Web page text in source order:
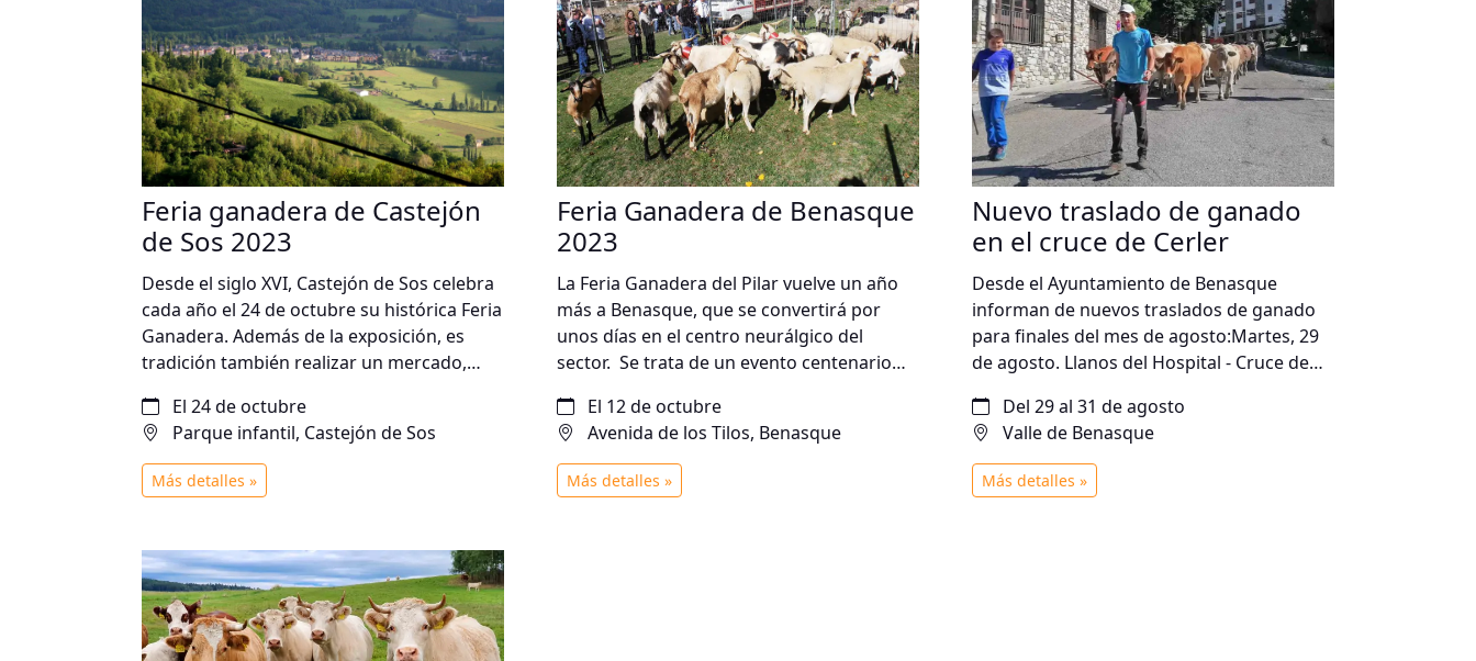
Feria ganadera de Castejón
de Sos 2023
Desde el siglo XVI, Castejón de Sos celebra
cada año el 24 de octubre su histórica Feria
Ganadera. Además de la exposición, es
tradición también realizar un mercado,
sirvan como punto de encuentro para los
vecinos de la localidad.
El 24 de octubre
Parque infantil, Castejón de Sos
Más detalles »
Feria Ganadera de Benasque
2023
La Feria Ganadera del Pilar vuelve un año
más a Benasque, que se convertirá por
unos días en el centro neurálgico del
sector. Se trata de un evento centenario
ganado volvía de pasar el verano en los
pastos de alta montaña. La feria se perdió
a mediados del siglo XX pero se recuperó
de nuevo en los años 80. Se llevará a cabo
El 12 de octubre
Avenida de los Tilos, Benasque
Más detalles »
Nuevo traslado de ganado
en el cruce de Cerler
Desde el Ayuntamiento de Benasque
informan de nuevos traslados de ganado
para finales del mes de agosto:Martes, 29
de agosto. Llanos del Hospital - Cruce de
ampriu. Desde las 9h.Miércoles, 30 de
agosto. Sector ardonés - Cerler (pueblo) -
Cruce de Cerler. Desde las 15h.Jueves, 31 de
agosto. Sector ardonés - Cerler (pueblo) -
Del 29 al 31 de agosto
Valle de Benasque
Más detalles »